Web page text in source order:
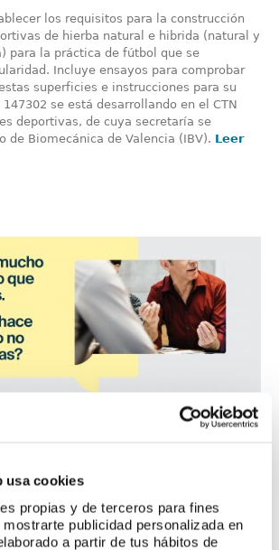
usa cookies
propias y de terceros para fines
publicidad personalizada en
a partir de tus hábitos de
los requisitos para la construcción
de hierba natural e hibrida (natural y
para la práctica de fútbol que se
Incluye ensayos para comprobar
superficies e instrucciones para su
147302 se está desarrollando en el CTN
deportivas, de cuya secretaría se
de Biomecánica de Valencia (IBV). Leer